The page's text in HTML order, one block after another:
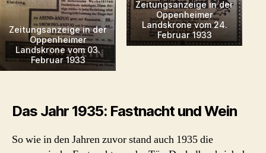
Zeitungsanzeige in der
Oppenheimer
Landskrone vom 03.
Februar 1933
Zeitungsanzeige in der
Oppenheimer
Landskrone vom 24.
Februar 1933
Das Jahr 1935: Fastnacht und Wein
So wie in den Jahren zuvor stand auch 1935 die